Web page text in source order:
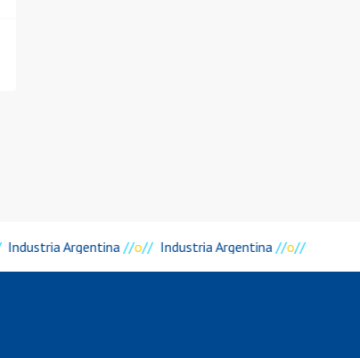
Industria Argentina //o// Industria Argentina //o//